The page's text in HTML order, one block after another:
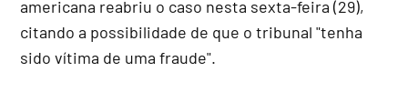
americana reabriu o caso nesta sexta-feira (29),
citando a possibilidade de que o tribunal "tenha
sido vítima de uma fraude".